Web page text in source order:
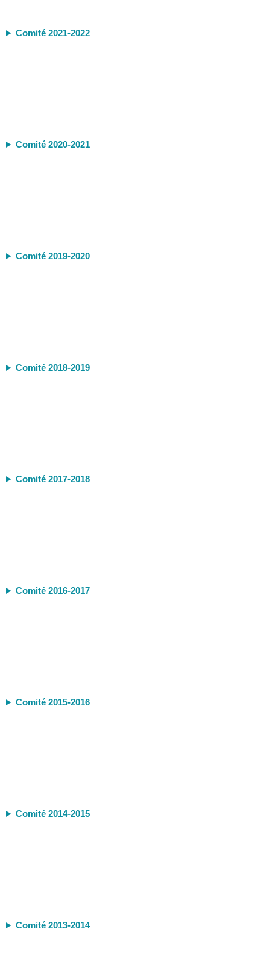
Comité 2021-2022
Comité 2020-2021
Comité 2019-2020
Comité 2018-2019
Comité 2017-2018
Comité 2016-2017
Comité 2015-2016
Comité 2014-2015
Comité 2013-2014